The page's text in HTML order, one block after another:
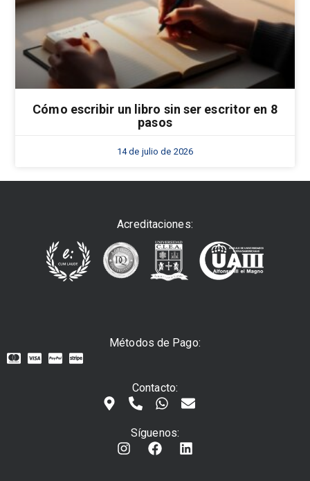
Cómo escribir un libro sin ser escritor en 8
pasos
14 de julio de 2026
Acreditaciones:
Métodos de Pago:
Contacto:
Síguenos: